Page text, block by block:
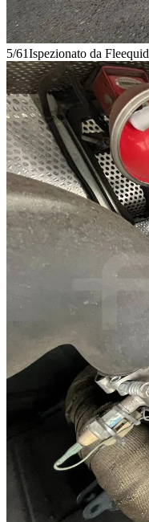
5/61Ispezionato da Fleequid